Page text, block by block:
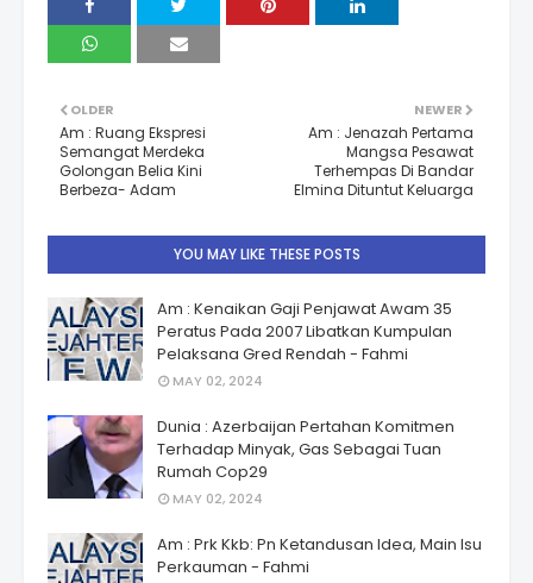
NEWER
Am : Jenazah Pertama
Mangsa Pesawat
Terhempas Di Bandar
Elmina Dituntut Keluarga
OLDER
Am : Ruang Ekspresi
Semangat Merdeka
Golongan Belia Kini
Berbeza- Adam
YOU MAY LIKE THESE POSTS
Am : Kenaikan Gaji Penjawat Awam 35
Peratus Pada 2007 Libatkan Kumpulan
Pelaksana Gred Rendah - Fahmi
MAY 02, 2024
Dunia : Azerbaijan Pertahan Komitmen
Terhadap Minyak, Gas Sebagai Tuan
Rumah Cop29
MAY 02, 2024
Am : Prk Kkb: Pn Ketandusan Idea, Main Isu
Perkauman - Fahmi